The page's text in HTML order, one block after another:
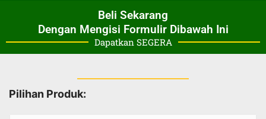
Beli Sekarang
Dengan Mengisi Formulir Dibawah Ini
Dapatkan SEGERA
Pilihan Produk: